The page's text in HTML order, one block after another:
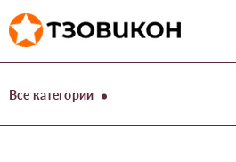
Все категории